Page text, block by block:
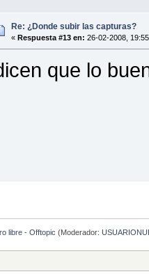
Re: ¿Donde subir las capturas?
« Respuesta #13 en: 26-02-2008,
que lo
libre - Offtopic (Moderador: